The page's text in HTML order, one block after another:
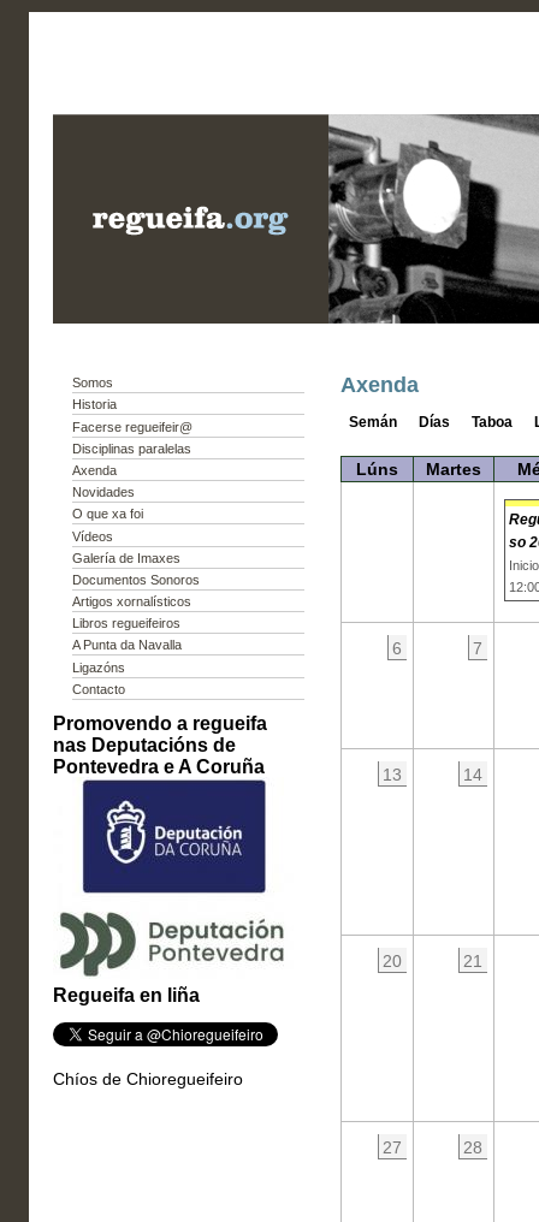
Somos
Historia
Facerse regueifeir@
Disciplinas paralelas
Axenda
Novidades
O que xa foi
Vídeos
Galería de Imaxes
Documentos Sonoros
Artigos xornalísticos
Libros regueifeiros
A Punta da Navalla
Ligazóns
Contacto
Promovendo a regueifa
nas Deputacións de
Pontevedra e A Coruña
Regueifa en liña
Chíos de Chioregueifeiro
Axenda
Semán Días Taboa
Lúns Martes
so
6 7
13 14
20 21
27 28